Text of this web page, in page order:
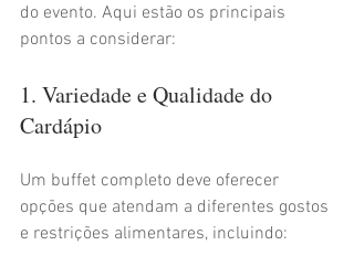
do evento. Aqui estão os principais
pontos a considerar:
1. Variedade e Qualidade do
Cardápio
Um buffet completo deve oferecer
opções que atendam a diferentes gostos
e restrições alimentares, incluindo: